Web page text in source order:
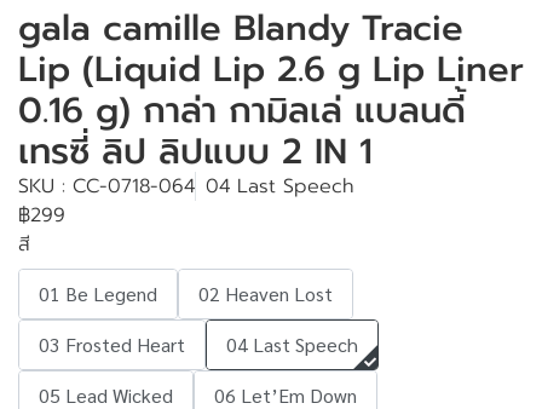
gala camille Blandy Tracie
Lip (Liquid Lip 2.6 g Lip Liner
0.16 g) กาล่า กามิลเล่ แบลนดี้
เทรซี่ ลิป ลิปแบบ 2 IN 1
SKU : CC-0718-064 04 Last Speech
฿299
สี
01 Be Legend
02 Heaven Lost
03 Frosted Heart
04 Last Speech
05 Lead Wicked
06 Let’Em Down